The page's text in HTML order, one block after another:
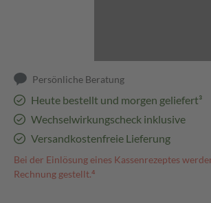
Persönliche Beratung
Heute bestellt und morgen geliefert³
Wechselwirkungscheck inklusive
Versandkostenfreie Lieferung
Bei der Einlösung eines Kassenrezeptes
Rechnung gestellt.⁴